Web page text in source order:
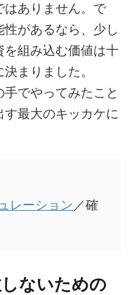
はありません。で
があるなら、少し
組み込む価値は十
まりました。
でやってみたこと
最大のキッカケに
レーション ／確
ないための